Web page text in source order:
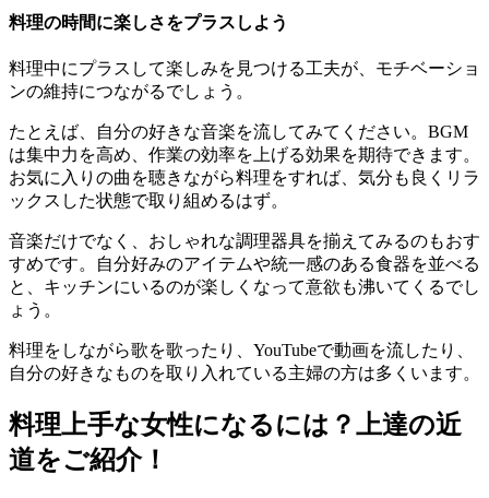
料理の時間に楽しさをプラスしよう
料理中にプラスして楽しみを見つける工夫が、モチベーショ
ンの維持につながるでしょう。
たとえば、自分の好きな音楽を流してみてください。BGM
は集中力を高め、作業の効率を上げる効果を期待できます。
お気に入りの曲を聴きながら料理をすれば、気分も良くリラ
ックスした状態で取り組めるはず。
音楽だけでなく、おしゃれな調理器具を揃えてみるのもおす
すめです。自分好みのアイテムや統一感のある食器を並べる
と、キッチンにいるのが楽しくなって意欲も沸いてくるでし
ょう。
料理をしながら歌を歌ったり、YouTubeで動画を流したり、
自分の好きなものを取り入れている主婦の方は多くいます。
料理上手な女性になるには？上達の近
道をご紹介！